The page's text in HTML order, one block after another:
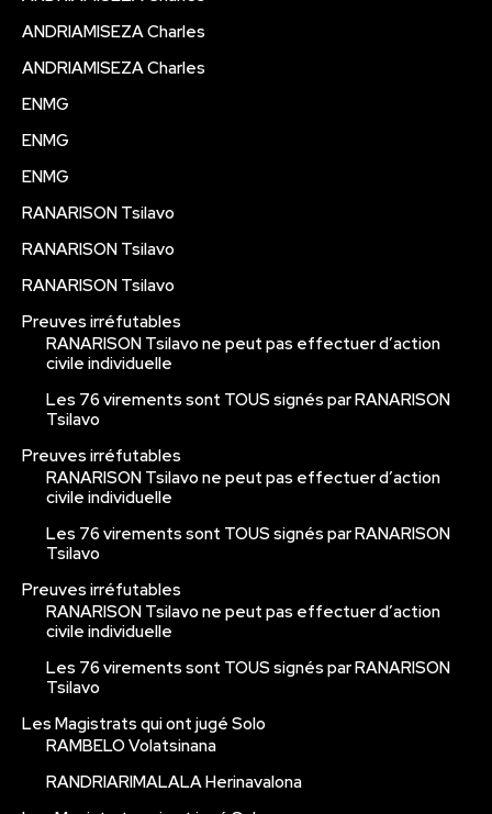
ANDRIAMISEZA Charles
ANDRIAMISEZA Charles
ENMG
ENMG
ENMG
RANARISON Tsilavo
RANARISON Tsilavo
RANARISON Tsilavo
Preuves irréfutables
RANARISON Tsilavo ne peut pas effectuer d’action
civile individuelle
Les 76 virements sont TOUS signés par RANARISON
Tsilavo
Preuves irréfutables
RANARISON Tsilavo ne peut pas effectuer d’action
civile individuelle
Les 76 virements sont TOUS signés par RANARISON
Tsilavo
Preuves irréfutables
RANARISON Tsilavo ne peut pas effectuer d’action
civile individuelle
Les 76 virements sont TOUS signés par RANARISON
Tsilavo
Les Magistrats qui ont jugé Solo
RAMBELO Volatsinana
RANDRIARIMALALA Herinavalona